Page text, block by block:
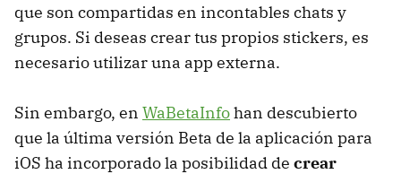
que son compartidas en incontables chats y
grupos. Si deseas crear tus propios stickers, es
necesario utilizar una app externa.
Sin embargo, en WaBetaInfohan descubierto
que la última versión Beta de la aplicación para
iOS ha incorporado la posibilidad de crear